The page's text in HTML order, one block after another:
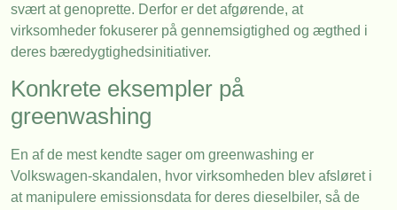
svært at genoprette. Derfor er det afgørende, at
virksomheder fokuserer på gennemsigtighed og ægthed i
deres bæredygtighedsinitiativer.
Konkrete eksempler på
greenwashing
En af de mest kendte sager om greenwashing er
Volkswagen-skandalen, hvor virksomheden blev afsløret i
at manipulere emissionsdata for deres dieselbiler, så de